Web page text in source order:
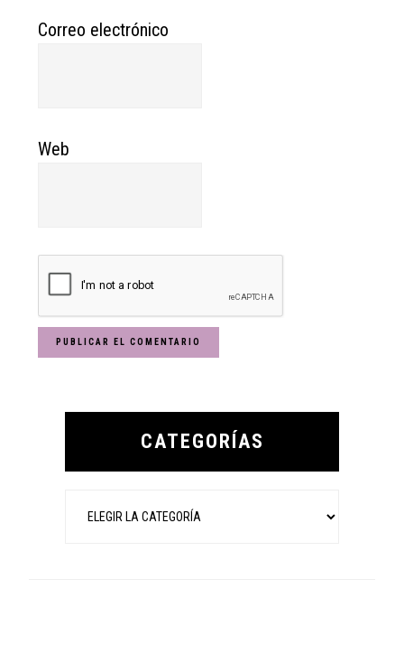
Correo electrónico
Web
Primary
CATEGORÍAS